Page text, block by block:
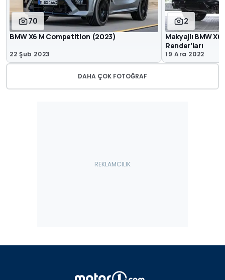
70
BMW X6 M Competition (2023)
22 Şub 2023
2
Makyajlı BMW
Render'ları
19 Ara 2022
DAHA ÇOK FOTOĞRAF